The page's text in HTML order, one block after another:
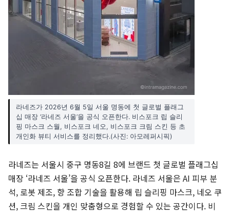
라네즈가 2026년 6월 5일 서울 명동에 첫 글로벌 플래그
십 매장 ‘라네즈 서울’을 공식 오픈한다. 비스포크 립 슬리
핑 마스크 스월, 비스포크 네오, 비스포크 크림 스킨 등 초
개인화 뷰티 서비스를 정리했다.(사진: 아모레퍼시픽)
라네즈는 서울시 중구 명동8길 8에 브랜드 첫 글로벌 플래그십
매장 ‘라네즈 서울’을 공식 오픈한다. 라네즈 서울은 AI 피부 분
석, 로봇 제조, 향 조합 기술을 활용해 립 슬리핑 마스크, 네오 쿠
션, 크림 스킨을 개인 맞춤형으로 경험할 수 있는 공간이다. 비